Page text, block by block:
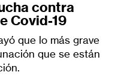
contra
Covid-19
que lo más grave
que se están